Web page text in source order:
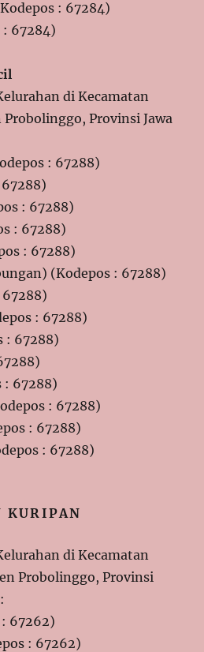
: 67284)
67284)
di Kecamatan
Provinsi Jawa
: 67288)
: 67288)
: 67288)
: 67288)
(Kodepos : 67288)
: 67288)
: 67288)
: 67288)
: 67288)
: 67288)
: 67288)
KURIPAN
di Kecamatan
Probolinggo, Provinsi
67262)
: 67262)